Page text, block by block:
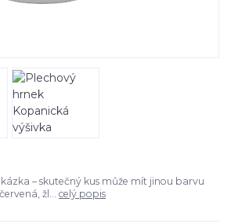
– skutečný kus může mít jinou barvu
žl... celý popis